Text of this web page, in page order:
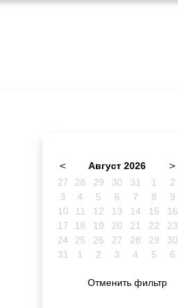
< Август 2026 >
27 28 29 30 31 1
2
3
4 5 6 7 8
9
10
11 12 13 14 15
16
17
18 19 20 21 22
23
24
25 26 27 28 29
30
31
1 2 3 4 5 6
Отменить фильтр